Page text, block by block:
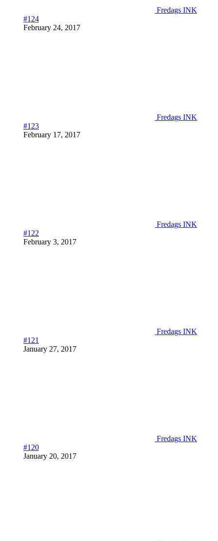
Fredags INK
#124
February 24, 2017
Fredags INK
#123
February 17, 2017
Fredags INK
#122
February 3, 2017
Fredags INK
#121
January 27, 2017
Fredags INK
#120
January 20, 2017